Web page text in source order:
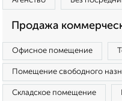
Продажа
Офисное помещение
Помещение свободного
Складское помещение